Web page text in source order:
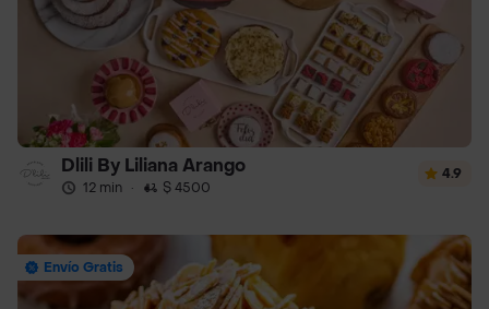
Dlili By Liliana Arango
12 min · $ 4500
4.9
Envío Gratis